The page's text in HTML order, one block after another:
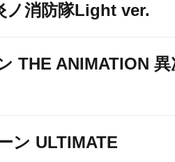
ノ消防隊Light ver.
THE ANIMATION
ン ULTIMATE